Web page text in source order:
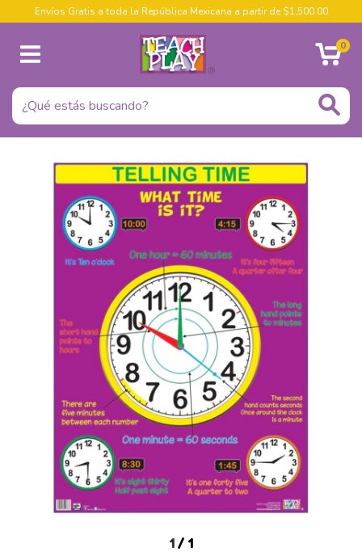
Envíos Gratis a toda la República Mexicana a partir de $1,500.00
0
1 / 1